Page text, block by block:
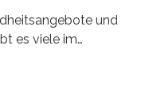
und
es viele im
Inhalten?